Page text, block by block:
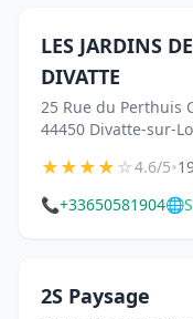
LES JARDINS
DIVATTE
25 Rue du Perthuis
44450 Divatte-sur-
★★★★☆4.6/5•
📞+33650581904🌐
2S Paysage